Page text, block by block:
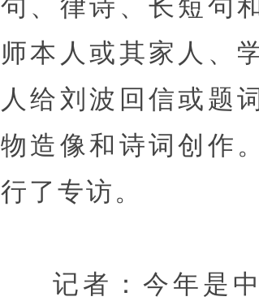
师本人或其家人、
人给刘波回信或题
物造像和诗词创作
行了专访。
记者：今年是